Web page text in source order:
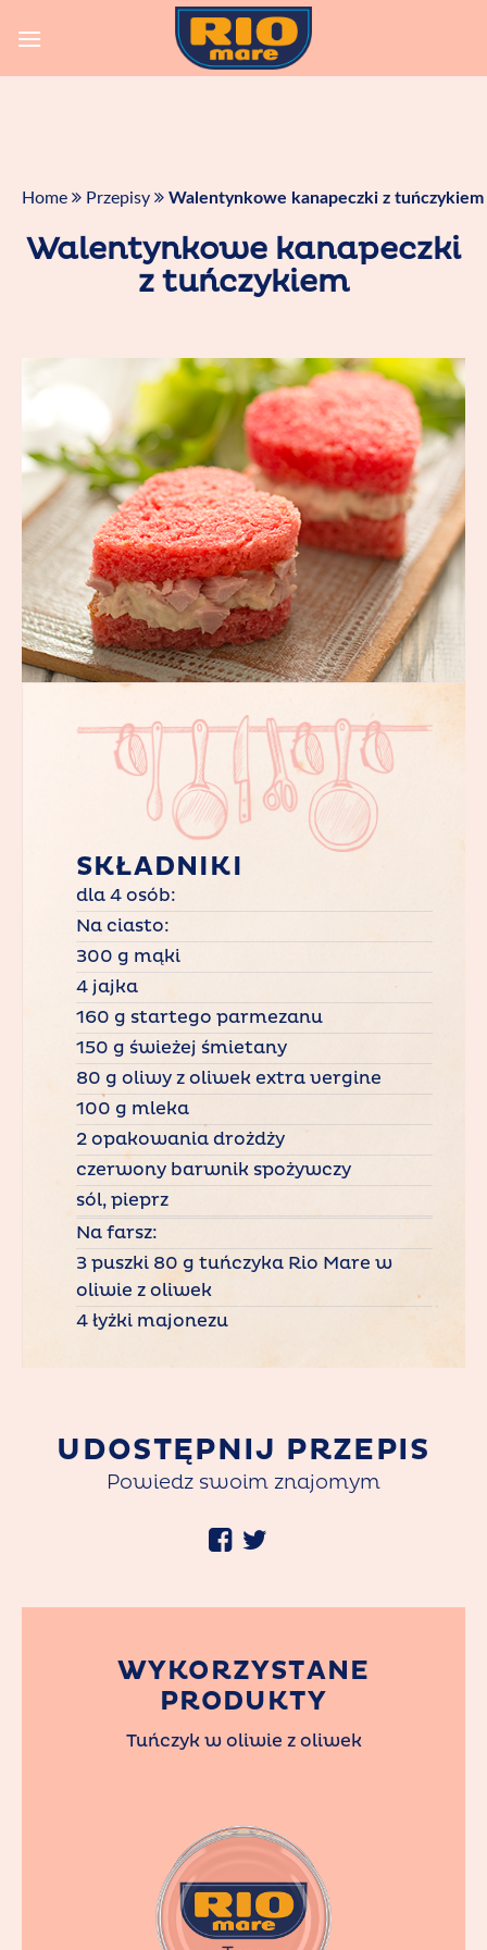
Home Przepisy Walentynkowe kanapeczki z tuńczykiem
Walentynkowe kanapeczki
z tuńczykiem
SKŁADNIKI
dla 4 osób:
Na ciasto:
300 g mąki
4 jajka
160 g startego parmezanu
150 g świeżej śmietany
80 g oliwy z oliwek extra vergine
100 g mleka
2 opakowania drożdży
czerwony barwnik spożywczy
sól, pieprz
Na farsz:
3 puszki 80 g tuńczyka Rio Mare w
oliwie z oliwek
4 łyżki majonezu
UDOSTĘPNIJ PRZEPIS
Powiedz swoim znajomym
WYKORZYSTANE
PRODUKTY
Tuńczyk w oliwie z oliwek